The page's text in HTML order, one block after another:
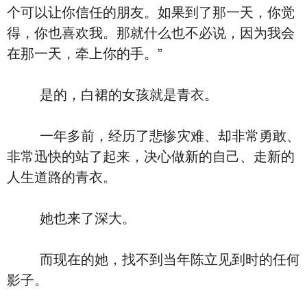
个可以让你信任的朋友。如果到了那一天，你觉
得，你也喜欢我。那就什么也不必说，因为我会
在那一天，牵上你的手。”
是的，白裙的女孩就是青衣。
一年多前，经历了悲惨灾难、却非常勇敢、
非常迅快的站了起来，决心做新的自己、走新的
人生道路的青衣。
她也来了深大。
而现在的她，找不到当年陈立见到时的任何
影子。